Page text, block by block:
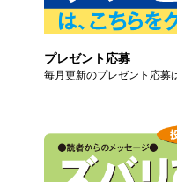
プレゼント応募
毎月更新のプレゼント応募